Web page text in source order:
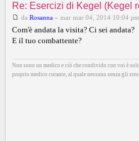
Re: Esercizi di Kegel (Kegel
da Rosanna » mar mar 04, 2014 10:04 pm
Com'è andata la visita? Ci sei andata?
E il tuo combattente?
Non sono un medico e ciò che condivido con voi è
proprio medico curante, al quale nessuno senza gli